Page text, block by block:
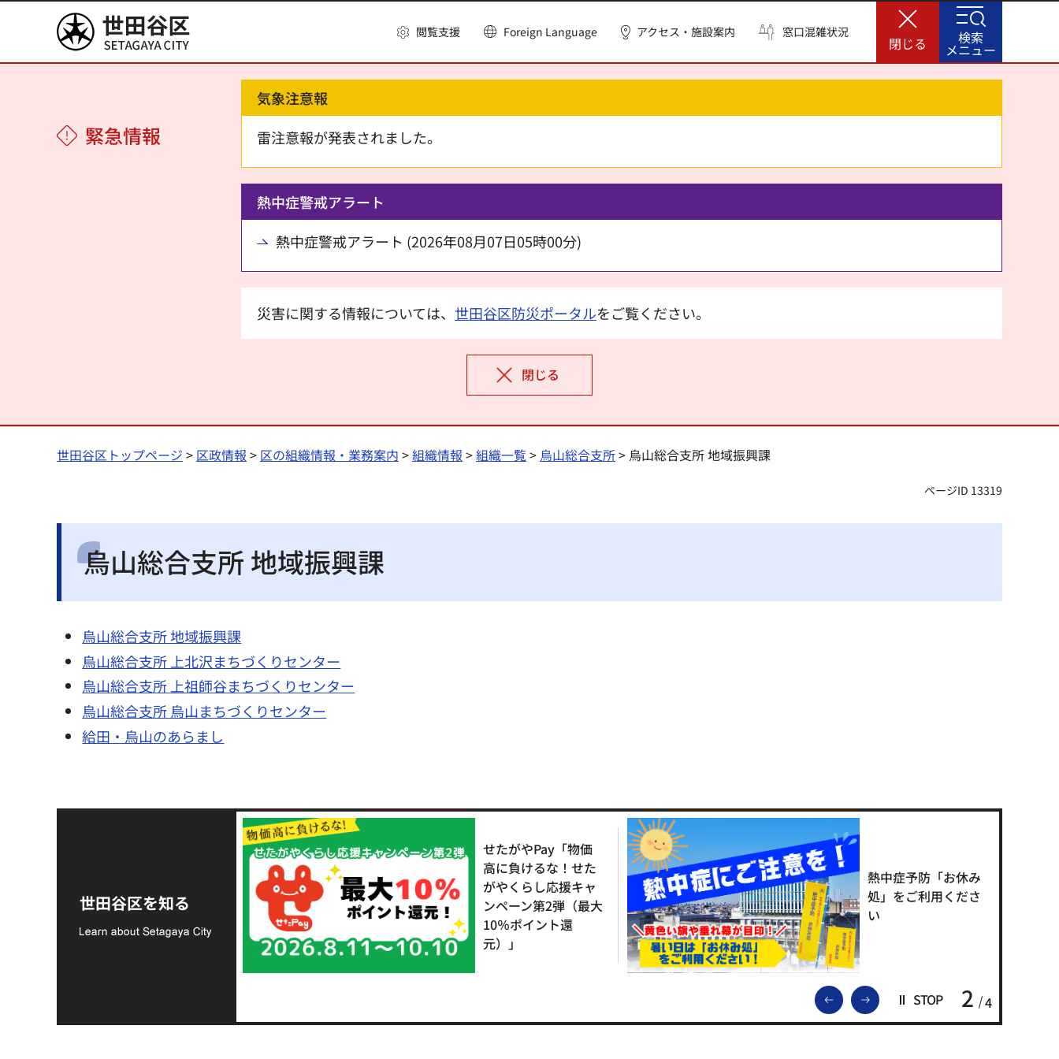
世田谷区 閲覧支援 Foreign Language アクセス・施設案内 窓口混雑状況
閉じる
緊急情報
気象注意報
雷注意報が発表されました。
熱中症警戒アラート
熱中症警戒アラート (2026年08月07日05時00分)
災害に関する情報については、 世田谷区防災ポータルをご覧ください。
閉じる
検索
メニュー
世田谷区トップページ > 区政情報 > 区の組織情報・業務案内 >組織情報 >組織一覧> 烏山総合支所> 烏山総合支所 地域振興課
ページID 13319
烏山総合支所 地域振興課
烏山総合支所 地域振興課
烏山総合支所 上北沢まちづくりセンター
烏山総合支所 上祖師谷まちづくりセンター
烏山総合支所 烏山まちづくりセンター
給田・烏山のあらまし
世田谷区を知る
前のスライドを表示
次のスライドを表示
STOP 2 4
支援金の募集につい
て
せたがやPay「物価
高に負けるな！せた
がやくらし応援キャ
ンペーン第2弾（最大
10％ポイント還
元）」
熱中症予防「お休み
処」をご利用くださ
い